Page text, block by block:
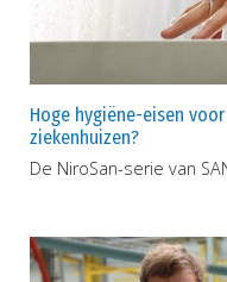
Hoge hygiëne-eisen
ziekenhuizen?
De NiroSan-serie van